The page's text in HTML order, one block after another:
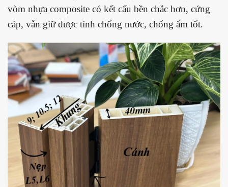
vòm nhựa composite có kết cấu bền chắc hơn, cứng
cáp, vẫn giữ được tính chống nước, chống ẩm tốt.